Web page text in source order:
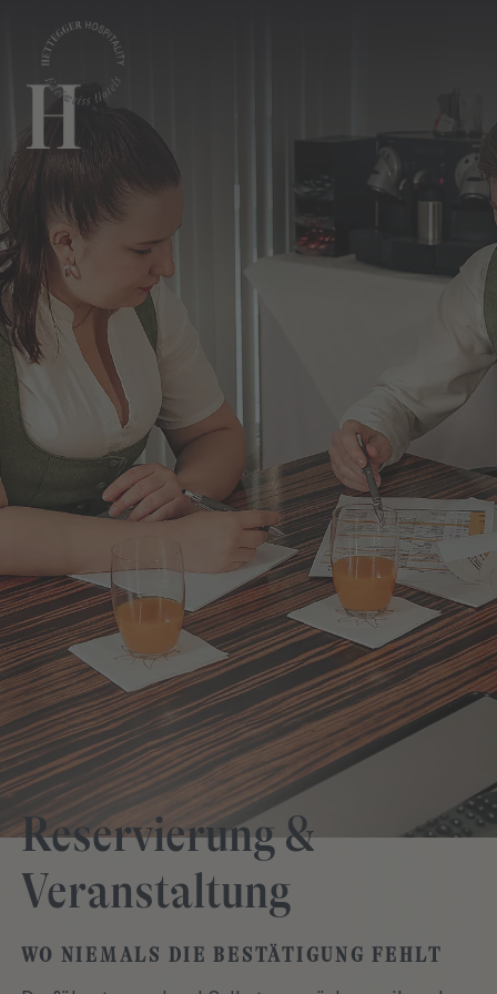
Reservierung &
Veranstaltung
WO NIEMALS DIE BESTÄTIGUNG FEHLT